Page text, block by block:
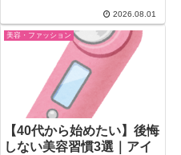
リアルな口コミから、ホームセン
ターで買える980円のプチプラ日
傘まで、値段・重さ・寿命の選び
方のコツをまとめて紹介します。
2026.08.01
美容・ファッション
【40代から始めたい】後悔
しない美容習慣3選｜アイ